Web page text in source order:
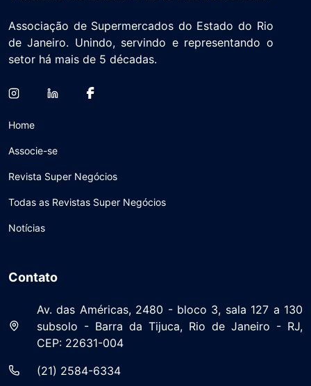
Associação de Supermercados do Estado do Rio
de Janeiro. Unindo, servindo e representando o
setor há mais de 5 décadas.
Home
Associe-se
Revista Super Negócios
Todas as Revistas Super Negócios
Notícias
Contato
Av. das Américas, 2480 - bloco 3, sala 127 a 130
subsolo - Barra da Tijuca, Rio de Janeiro - RJ,
CEP: 22631-004
(21) 2584-6334